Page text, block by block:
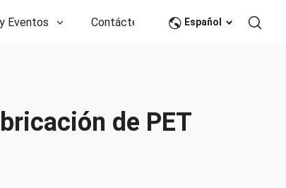
Eventos Contáctenos CNEspañol
de PET